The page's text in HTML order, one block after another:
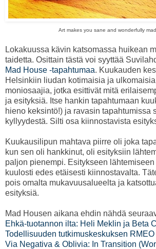
Art makes you sane and wonderfully
Lokakuussa kävin katsomassa huikean
taidetta. Osittain tästä voi syyttää
Mad House -tapahtumaa. Kuukauden
Helsinkiin liudan kotimaisia ja
moniosaajia, jotka esittivät mitä
ja esityksiä. Itse hankin tapahtumaan
hieno keksintö!) ja ravasin tapahtumissa
kyllyydestä. Silti osa kiinnostavista
Kuukausilipun mahtava piirre oli joka
kun sen oli hankkinut, oli esityksiin
paljon pienempi. Esitykseen lähtemiseen
kuulosti edes etäisesti kiinnostavalta.
pois omalta mukavuusalueelta ja
esityksiä.
Mad Housen aikana ehdin nähdä
Ehkä-tuotannon ilta: Heli Meklin ja Beta
Todellisuuden tutkimuskeskuksen
Via Negativa & Oblivia: In Transition